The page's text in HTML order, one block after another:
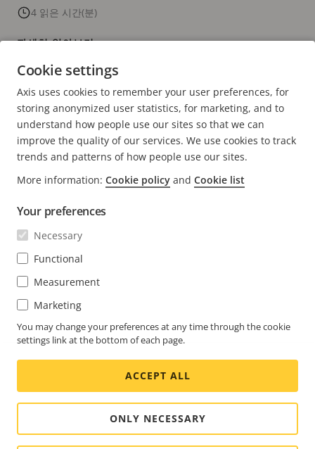
4 읽은 시간(분)
자세히 알아보기
현
재
페
이
지
1 PAGE
2
다
페
이
지
>
Axis 연락처
Axis Experience Center
뉴스 및 사례
Life at Axis
Engineering at Axis
구독
뉴스레터 신청
Axis Security Notification 이메일 구독
SOUTH KOREA / 한국어 뉴스룸
Social
Media
Facebook
Linkedin
Youtube
X
(Twitter)
Instagram
Cookie settings Imprint
Cookie settings
Axis uses cookies to remember your user preferences, for
storing anonymized user statistics, for marketing, and to
understand how people use our sites so that we can
improve the quality of our services. We use cookies to track
trends and patterns of how people use our sites.
More information: Cookie policy and Cookie list
Your preferences
Necessary
Functional
Measurement
Marketing
You may change your preferences at any time through the cookie
settings link at the bottom of each page.
ACCEPT ALL
ONLY NECESSARY